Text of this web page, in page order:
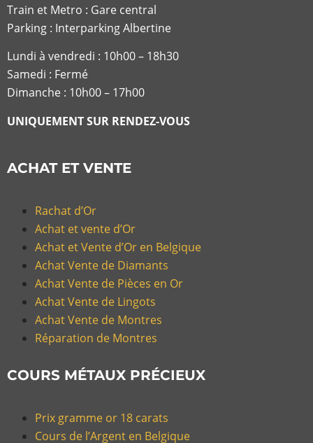
Train et Metro : Gare central
Parking : Interparking Albertine
Lundi à vendredi : 10h00 – 18h30
Samedi : Fermé
Dimanche : 10h00 – 17h00
UNIQUEMENT SUR RENDEZ-VOUS
ACHAT ET VENTE
Rachat d’Or
Achat et vente d’Or
Achat et Vente d’Or en Belgique
Achat Vente de Diamants
Achat Vente de Pièces en Or
Achat Vente de Lingots
Achat Vente de Montres
Réparation de Montres
COURS MÉTAUX PRÉCIEUX
Prix gramme or 18 carats
Cours de l’Argent en Belgique